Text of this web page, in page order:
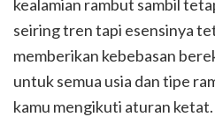
kealamian rambut sambil
seiring tren tapi esensinya
memberikan kebebasan
untuk semua usia dan tipe
kamu mengikuti aturan ketat.